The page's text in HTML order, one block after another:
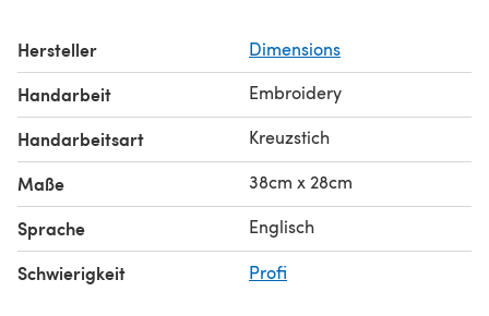
Hersteller Dimensions
Handarbeit Embroidery
Handarbeitsart Kreuzstich
Maße 38cm x 28cm
Sprache Englisch
Schwierigkeit Profi